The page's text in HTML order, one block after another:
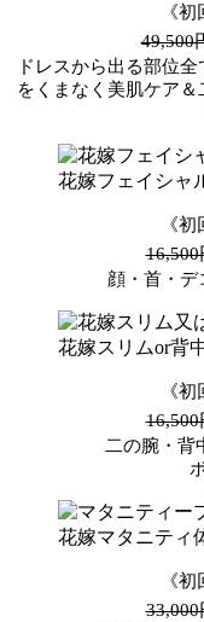
《
49,500
ドレスから出る部位
をくまなく美肌ケア
花嫁フェイシャ
《
16,500
顔・首・デ
花嫁スリムor背
《
16,500
二の腕・背
花嫁マタニティ
《
33,000